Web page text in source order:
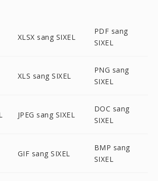
XLSX sang SIXEL
PDF sang
SIXEL
XLS sang SIXEL
PNG sang
SIXEL
JPEG sang SIXEL
DOC sang
SIXEL
GIF sang SIXEL
BMP sang
SIXEL